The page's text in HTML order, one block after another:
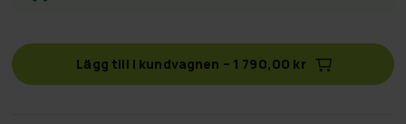
Lägg till i kundvagnen – 1 790,00 kr